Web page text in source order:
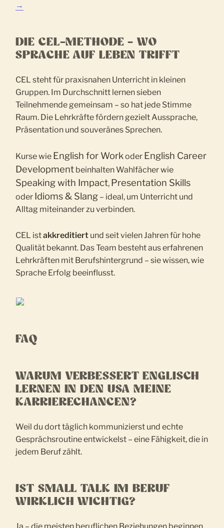
→
DIE CEL-METHODE – WO
SPRACHE AUF LEBEN TRIFFT
CEL steht für praxisnahen Unterricht in kleinen
Gruppen. Im Durchschnitt lernen sieben
Teilnehmende gemeinsam – so hat jede Stimme
Raum. Die Lehrkräfte fördern gezielt Aussprache,
Präsentation und souveränes Sprechen.
Kurse wie English for Workoder English Career
Development beinhalten Wahlfächer wie
Speaking with Impact, Presentation Skills
oder Idioms & Slang – ideal, um Unterricht und
Alltag miteinander zu verbinden.
CEL istakkreditiert und seit vielen Jahren für hohe
Qualität bekannt. Das Team besteht aus erfahrenen
Lehrkräften mit Berufshintergrund – sie wissen, wie
Sprache Erfolg beeinflusst.
FAQ
WARUM VERBESSERT ENGLISCH
LERNEN IN DEN USA MEINE
KARRIERECHANCEN?
Weil du dort täglich kommunizierst und echte
Gesprächsroutine entwickelst – eine Fähigkeit, die in
jedem Beruf zählt.
IST SMALL TALK IM BERUF
WIRKLICH WICHTIG?